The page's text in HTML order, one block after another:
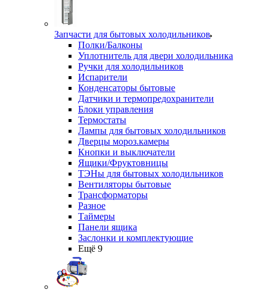
Запчасти для бытовых холодильников
Полки/Балконы
Уплотнитель для двери холодильника
Ручки для холодильников
Испарители
Конденсаторы бытовые
Датчики и термопредохранители
Блоки управления
Термостаты
Лампы для бытовых холодильников
Дверцы мороз.камеры
Кнопки и выключатели
Ящики/Фруктовницы
ТЭНы для бытовых холодильников
Вентиляторы бытовые
Трансформаторы
Разное
Таймеры
Панели ящика
Заслонки и комплектующие
Ещё 9